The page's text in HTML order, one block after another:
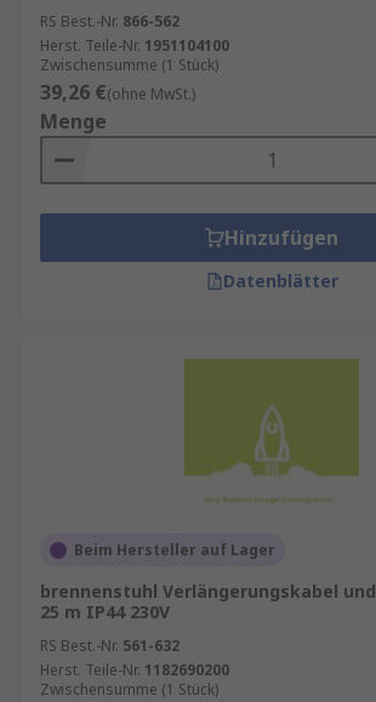
RS Best.-Nr. 866-562
Herst. Teile-Nr. 1951104100
Zwischensumme (1 Stück)
39,26 €(ohne MwSt.)
Menge
Hinzufügen
Datenblätter
Beim Hersteller auf Lager
brennenstuhl Verlängerungskabel
25 m IP44 230V
RS Best.-Nr. 561-632
Herst. Teile-Nr. 1182690200
Zwischensumme (1 Stück)